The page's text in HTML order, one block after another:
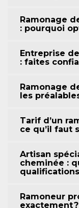
Ramonage
: pourquoi
Entreprise
: faites
Ramonage
les
Tarif d’un
ce qu’il faut
Artisan
cheminée :
Ramoneur
exactement ?